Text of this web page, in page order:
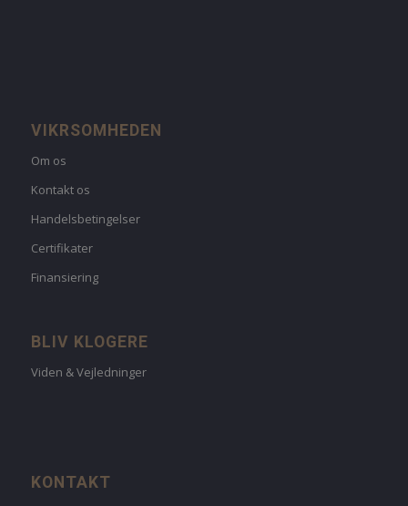
VIKRSOMHEDEN
Om os
Kontakt os
Handelsbetingelser
Certifikater
Finansiering
BLIV KLOGERE
Viden & Vejledninger
KONTAKT